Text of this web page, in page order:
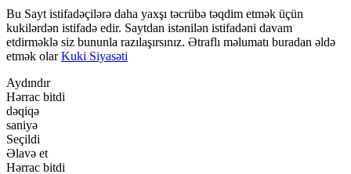
Bu Sayt istifadəçilərə daha yaxşı təcrübə təqdim etmək üçün
kukilərdən istifadə edir. Saytdan istənilən istifadəni davam
etdirməklə siz bununla razılaşırsınız. Ətraflı məlumatı buradan əldə
etmək olarKuki Siyasəti
Aydındır
Hərrac bitdi
dəqiqə
saniyə
Seçildi
Əlavə et
Hərrac bitdi